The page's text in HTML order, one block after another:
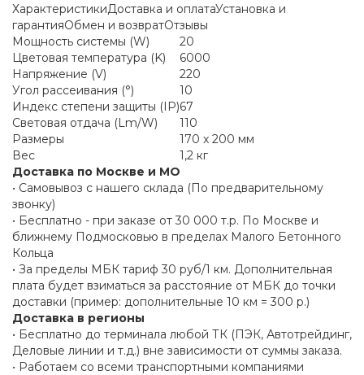
ХарактеристикиДоставка и оплатаУстановка и
гарантияОбмен и возвратОтзывы
Мощность системы (W)
20
Цветовая температура (K)
6000
Напряжение (V)
220
Угол рассеивания (°)
10
Индекс степени защиты (IP)67
Световая отдача (Lm/W)
110
Размеры
170 x 200 мм
Вес
1,2 кг
Доставка по Москве и МО
• Самовывоз с нашего склада (По предварительному
звонку)
• Бесплатно - при заказе от 30 000 т.р. По Москве и
ближнему Подмосковью в пределах Малого Бетонного
Кольца
• За пределы МБК тариф 30 руб/1 км. Дополнительная
плата будет взиматься за расстояние от МБК до точки
доставки (пример: дополнительные 10 км = 300 р.)
Доставка в регионы
• Бесплатно до терминала любой ТК (ПЭК, Автотрейдинг,
Деловые линии и т.д.) вне зависимости от суммы заказа.
• Работаем со всеми транспортными компаниями